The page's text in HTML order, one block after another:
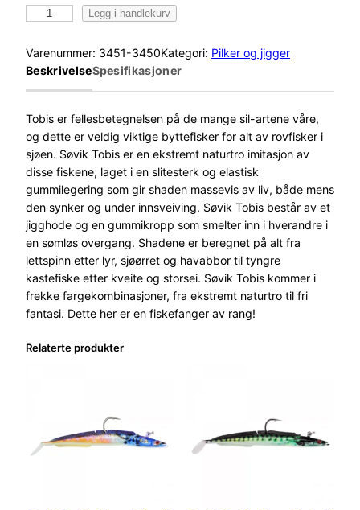
v
i
o
b
i
s
2
2
c
m
R
o
s
a
S
Legg i handlekurv
Varenummer: 3451-3450Kategori: Pilker og jigger
BeskrivelseSpesifikasjoner
Tobis er fellesbetegnelsen på de mange sil-artene våre,
og dette er veldig viktige byttefisker for alt av rovfisker i
sjøen. Søvik Tobis er en ekstremt naturtro imitasjon av
disse fiskene, laget i en slitesterk og elastisk
gummilegering som gir shaden massevis av liv, både mens
den synker og under innsveiving. Søvik Tobis består av et
jigghode og en gummikropp som smelter inn i hverandre i
en sømløs overgang. Shadene er beregnet på alt fra
lettspinn etter lyr, sjøørret og havabbor til tyngre
kastefiske etter kveite og storsei. Søvik Tobis kommer i
frekke fargekombinasjoner, fra ekstremt naturtro til fri
fantasi. Dette her er en fiskefanger av rang!
Relaterte produkter